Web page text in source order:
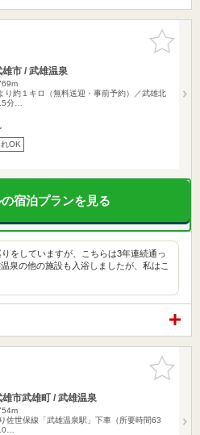
お気に入
りに追加
市 / 武雄温泉
り約１キロ（無料送迎・事前予約）／武雄北
分…
OK
宿泊プランを見る
をしていますが、こちらは3年連続通っ
泉の他の施設も入浴しましたが、私はこ
お気に入
りに追加
市武雄町 / 武雄温泉
佐世保線「武雄温泉駅」下車（所要時間63